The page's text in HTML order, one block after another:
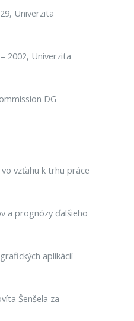
Univerzita
2002, Univerzita
DG
vzťahu k trhu práce
a prognózy ďalšieho
aplikácií
Šenšela za